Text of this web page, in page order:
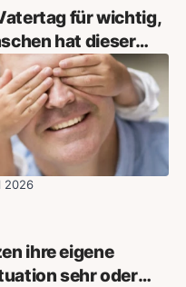
für wichtig,
hat dieser
2026
ihre eigene
sehr oder